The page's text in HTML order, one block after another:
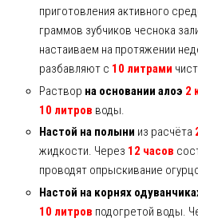
приготовления активного
граммов зубчиков чеснока
настаиваем на протяжении
разбавляют с 10 литрами
Раствор на основании алоэ 2
10 литров воды.
Настой на полыни из расчёта
жидкости. Через 12 часов
проводят опрыскивание
Настой на корнях
10 литров подогретой воды.